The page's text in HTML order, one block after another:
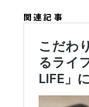
関連記事